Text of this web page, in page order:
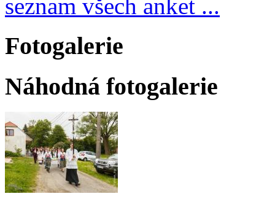
seznam všech anket ...
Fotogalerie
Náhodná fotogalerie